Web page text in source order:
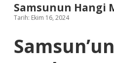
Samsunun Hangi
Tarih: Ekim 16, 2024